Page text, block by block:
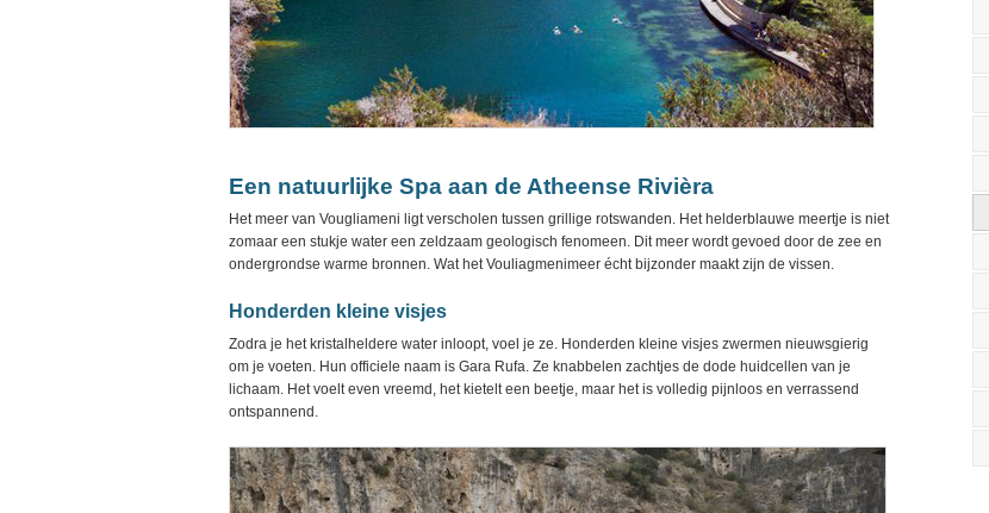
Een natuurlijke Spa aan de Atheense Rivièra
Het meer van Vougliameni ligt verscholen tussen grillige rotswanden. Het helderblauwe meertje is niet
zomaar een stukje water een zeldzaam geologisch fenomeen. Dit meer wordt gevoed door de zee en
ondergrondse warme bronnen. Wat het Vouliagmenimeer écht bijzonder maakt zijn de vissen.
Honderden kleine visjes
Zodra je het kristalheldere water inloopt, voel je ze. Honderden kleine visjes zwermen nieuwsgierig
om je voeten. Hun officiele naam is Gara Rufa. Ze knabbelen zachtjes de dode huidcellen van je
lichaam. Het voelt even vreemd, het kietelt een beetje, maar het is volledig pijnloos en verrassend
ontspannend.